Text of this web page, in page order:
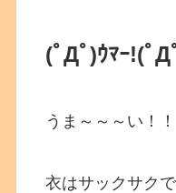
(ﾟДﾟ)ｳﾏｰ!(ﾟД
うま～～～い！！
衣はサックサク